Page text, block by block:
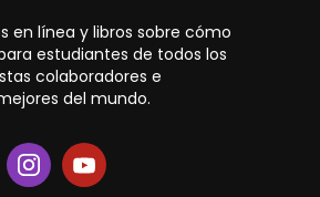
en línea y libros sobre cómo
estudiantes de todos los
colaboradores e
del mundo.